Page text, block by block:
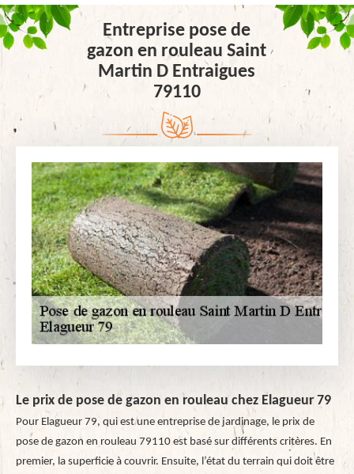
Entreprise pose de
gazon en rouleau Saint
Martin D Entraigues
79110
Le prix de pose de gazon en rouleau chez Elagueur 79
Pour Elagueur 79, qui est une entreprise de jardinage, le prix de
pose de gazon en rouleau 79110 est basé sur différents critères. En
premier, la superficie à couvrir. Ensuite, l’état du terrain qui doit être